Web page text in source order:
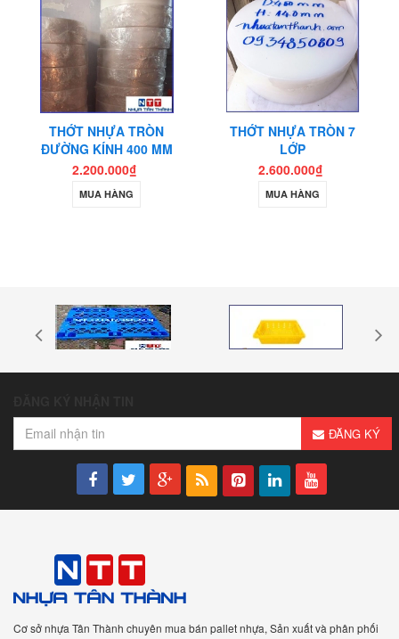
THỚT NHỰA TRÒN
ĐƯỜNG KÍNH 400 MM
2.200.000₫
MUA HÀNG
THỚT NHỰA TRÒN 7
LỚP
2.600.000₫
MUA HÀNG
ĐĂNG KÝ
Cơ sở nhựa Tân Thành chuyên mua bán pallet nhựa, Sản xuất và phân phối